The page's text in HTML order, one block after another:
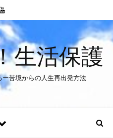
生活保護
苦境からの人生再出発方法